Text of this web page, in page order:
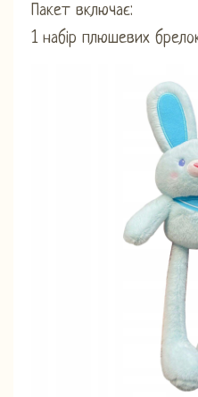
Пакет включає:
1 набір плюшевих